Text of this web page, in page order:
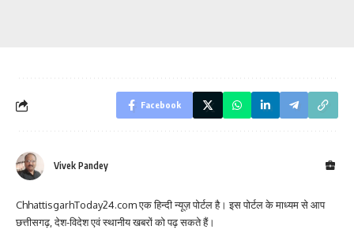
Facebook
Vivek Pandey
ChhattisgarhToday24.com एक हिन्दी न्यूज़ पोर्टल है। इस पोर्टल के माध्यम से आप
छत्तीसगढ़, देश-विदेश एवं स्थानीय खबरों को पढ़ सकते हैं।